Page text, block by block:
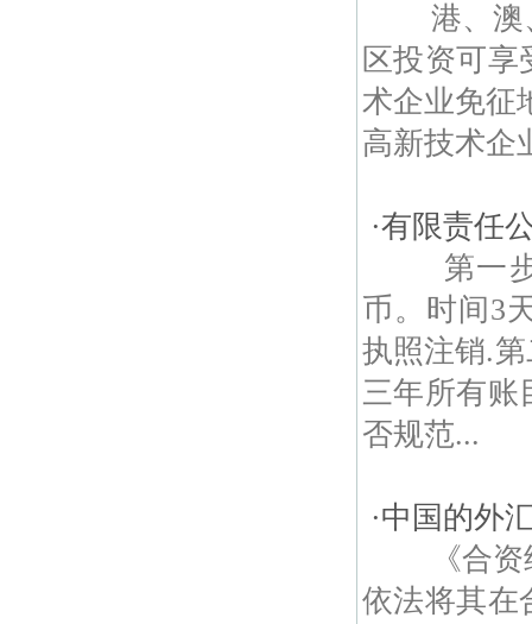
港、澳、
区投资可
术企业免
高新技术企
·有限责任
第一步、
币。时间3
执照注销.
三年所有账
否规范...
·中国的外
《合资经
依法将其在